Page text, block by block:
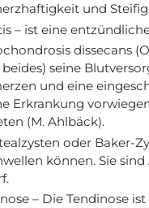
und
– ist eine
dissecans
beides) seine
und eine
Erkrankung
(M. Ahlbäck).
oder Baker-
können. Sie
– Die Tendinose